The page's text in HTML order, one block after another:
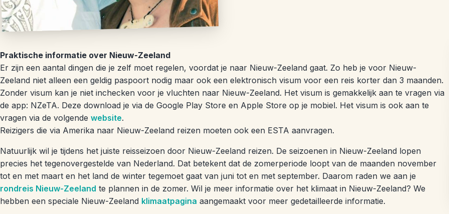
Praktische informatie over Nieuw-Zeeland
Er zijn een aantal dingen die je zelf moet regelen, voordat je naar Nieuw-Zeeland gaat. Zo heb je voor Nieuw-
Zeeland niet alleen een geldig paspoort nodig maar ook een elektronisch visum voor een reis korter dan 3 maanden.
Zonder visum kan je niet inchecken voor je vluchten naar Nieuw-Zeeland. Het visum is gemakkelijk aan te vragen via
de app: NZeTA. Deze download je via de Google Play Store en Apple Store op je mobiel. Het visum is ook aan te
vragen via de volgende website.
Reizigers die via Amerika naar Nieuw-Zeeland reizen moeten ook een ESTA aanvragen.
Natuurlijk wil je tijdens het juiste reisseizoen door Nieuw-Zeeland reizen. De seizoenen in Nieuw-Zeeland lopen
precies het tegenovergestelde van Nederland. Dat betekent dat de zomerperiode loopt van de maanden november
tot en met maart en het land de winter tegemoet gaat van juni tot en met september. Daarom raden we aan je
rondreis Nieuw-Zeeland te plannen in de zomer. Wil je meer informatie over het klimaat in Nieuw-Zeeland? We
hebben een speciale Nieuw-Zeeland klimaatpagina aangemaakt voor meer gedetailleerde informatie.